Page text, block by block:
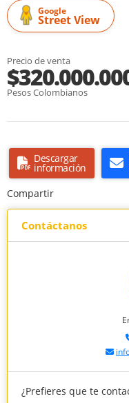
Google
Street View
Precio de venta
Pesos Colombianos
Descargar
información
Compartir
Contáctanos
¿Prefieres que te